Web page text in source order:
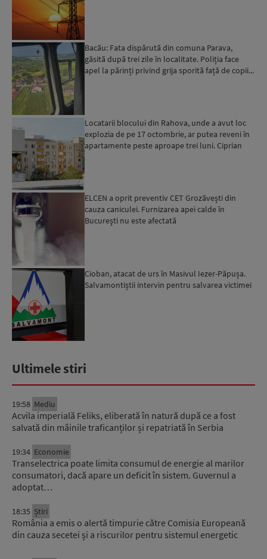
Bacău: Fata dispărută din comuna Parava,
găsită după trei zile în localitate. Poliția face
apel la părinți privind grija sporită față de copii...
Locatarii blocului din Rahova, unde a avut loc
explozia de pe 17 octombrie, ar putea reveni în
apartamente peste aproape trei luni. Ciprian
ELCEN a oprit preventiv CET Grozăvești din
cauza caniculei. Furnizarea apei calde în
Bucureşti nu este afectată
Cioban, atacat de urs în Masivul Iezer-Păpușa.
Salvamontiștii intervin pentru salvarea victimei
Ultimele stiri
19:58 Mediu
Acvila imperială Feliks, eliberată în natură după ce a fost
salvată din mâinile traficanților și repatriată în Serbia
19:34 Economie
Transelectrica poate limita consumul de energie al marilor
consumatori, dacă apare un deficit în sistem. Guvernul a
adoptat…
18:35 Știri
România a emis o alertă timpurie către Comisia Europeană
din cauza secetei și a riscurilor pentru sistemul energetic